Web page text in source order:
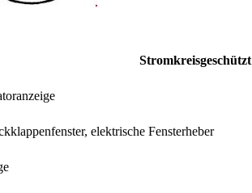
Stromkreisgeschützt
elektrische Fensterheber